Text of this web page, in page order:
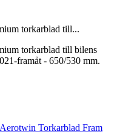
torkarblad till...
torkarblad till bilens
framåt - 650/530 mm.